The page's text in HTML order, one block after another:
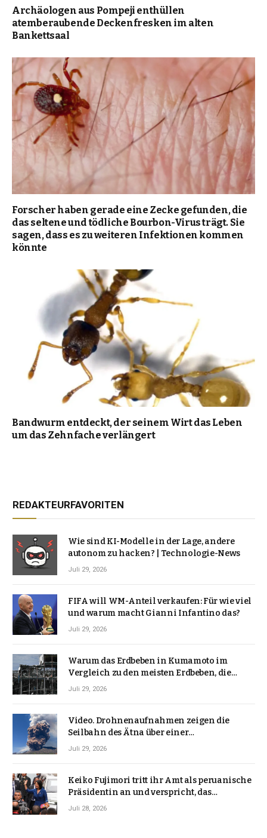
Archäologen aus Pompeji enthüllen
atemberaubende Deckenfresken im alten
Bankettsaal
Forscher haben gerade eine Zecke gefunden, die
das seltene und tödliche Bourbon-Virus trägt. Sie
sagen, dass es zu weiteren Infektionen kommen
könnte
Bandwurm entdeckt, der seinem Wirt das Leben
um das Zehnfache verlängert
REDAKTEURFAVORITEN
Wie sind KI-Modelle in der Lage, andere
autonom zu hacken? | Technologie-News
Juli 29, 2026
FIFA will WM-Anteil verkaufen: Für wie viel
und warum macht Gianni Infantino das?
Juli 29, 2026
Warum das Erdbeben in Kumamoto im
Vergleich zu den meisten Erdbeben, die
Japan erschütterten, ungewöhnlich ist
Juli 29, 2026
Video. Drohnenaufnahmen zeigen die
Seilbahn des Ätna über einer
Vulkanlandschaft
Juli 29, 2026
Keiko Fujimori tritt ihr Amt als peruanische
Präsidentin an und verspricht, das
Jahrzehnt der Instabilität zu beenden
Juli 28, 2026